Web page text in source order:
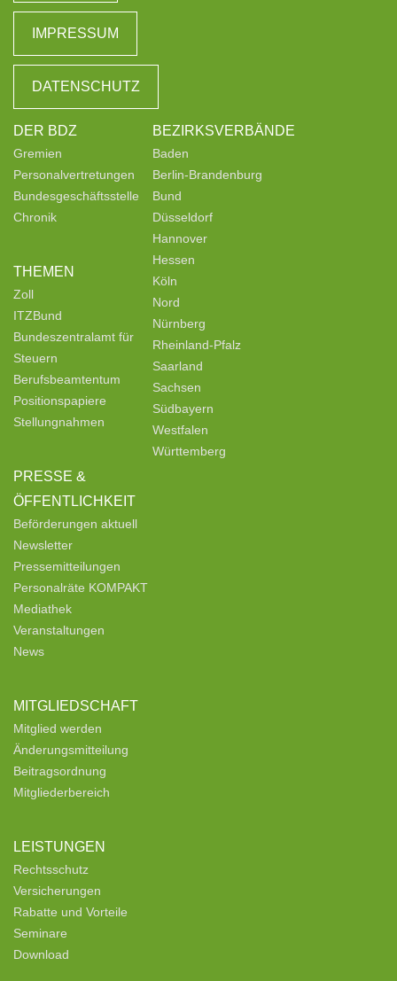
IMPRESSUM
DATENSCHUTZ
DER BDZ
Gremien
Personalvertretungen
Bundesgeschäftsstelle
Chronik
THEMEN
Zoll
ITZBund
Bundeszentralamt für
Steuern
Berufsbeamtentum
Positionspapiere
Stellungnahmen
PRESSE &
ÖFFENTLICHKEIT
Beförderungen aktuell
Newsletter
Pressemitteilungen
Personalräte KOMPAKT
Mediathek
Veranstaltungen
News
MITGLIEDSCHAFT
Mitglied werden
Änderungsmitteilung
Beitragsordnung
Mitgliederbereich
LEISTUNGEN
Rechtsschutz
Versicherungen
Rabatte und Vorteile
Seminare
Download
BEZIRKSVERBÄNDE
Baden
Berlin-Brandenburg
Bund
Düsseldorf
Hannover
Hessen
Köln
Nord
Nürnberg
Rheinland-Pfalz
Saarland
Sachsen
Südbayern
Westfalen
Württemberg